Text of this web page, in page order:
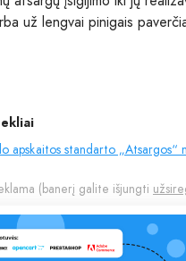
už lengvai pinigais
(banerį galite išjungti